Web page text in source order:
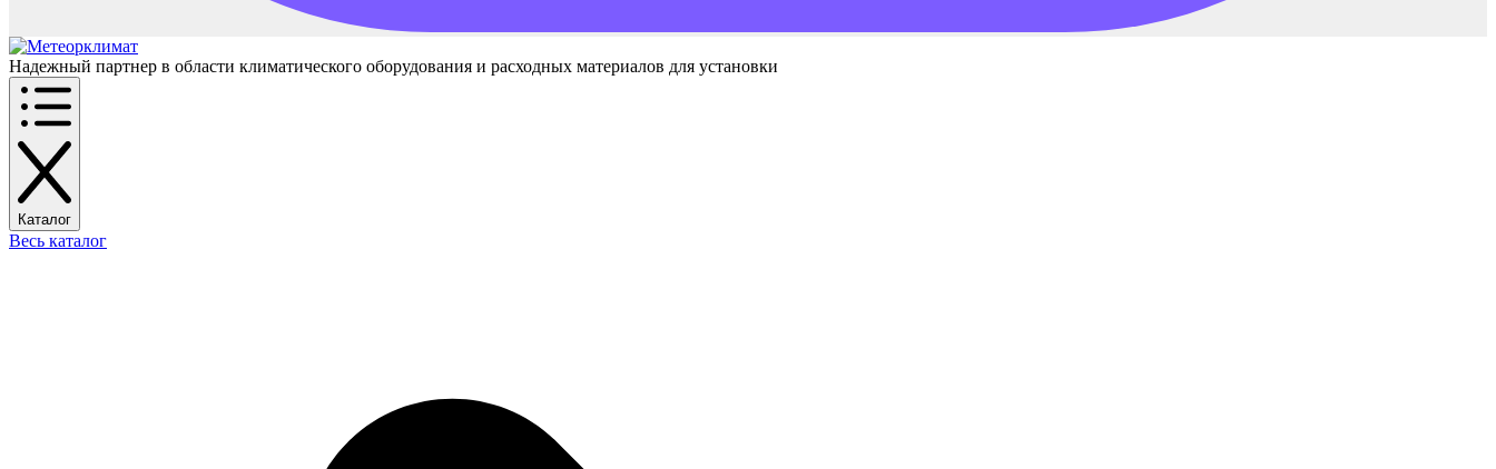
Надежный партнер в области климатического оборудования и расходных материалов для установки
Каталог
Весь каталог